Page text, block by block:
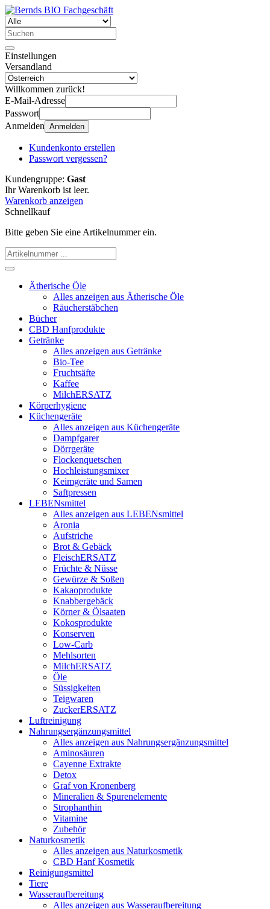
Einstellungen
Versandland
Willkommen zurück!
E-Mail-Adresse
Passwort
Anmelden Anmelden
Kundenkonto erstellen
Passwort vergessen?
Kundengruppe: Gast
Ihr Warenkorb ist leer.
Warenkorb anzeigen
Schnellkauf
Bitte geben Sie eine Artikelnummer ein.
Ätherische Öle
Alles anzeigen aus Ätherische Öle
Räucherstäbchen
Bücher
CBD Hanfprodukte
Getränke
Alles anzeigen aus Getränke
Bio-Tee
Fruchtsäfte
Kaffee
MilchERSATZ
Körperhygiene
Küchengeräte
Alles anzeigen aus Küchengeräte
Dampfgarer
Dörrgeräte
Flockenquetschen
Hochleistungsmixer
Keimgeräte und Samen
Saftpressen
LEBENsmittel
Alles anzeigen aus LEBENsmittel
Aronia
Aufstriche
Brot & Gebäck
FleischERSATZ
Früchte & Nüsse
Gewürze & Soßen
Kakaoprodukte
Knabbergebäck
Körner & Ölsaaten
Kokosprodukte
Konserven
Low-Carb
Mehlsorten
MilchERSATZ
Öle
Süssigkeiten
Teigwaren
ZuckerERSATZ
Luftreinigung
Nahrungsergänzungsmittel
Alles anzeigen aus Nahrungsergänzungsmittel
Aminosäuren
Cayenne Extrakte
Detox
Graf von Kronenberg
Mineralien & Spurenelemente
Strophanthin
Vitamine
Zubehör
Naturkosmetik
Alles anzeigen aus Naturkosmetik
CBD Hanf Kosmetik
Reinigungsmittel
Tiere
Wasseraufbereitung
Alles anzeigen aus Wasseraufbereitung